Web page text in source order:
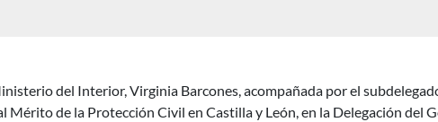
del Interior, Virginia Barcones, acompañada por el
Mérito de la Protección Civil en Castilla y León, en la Delegación del